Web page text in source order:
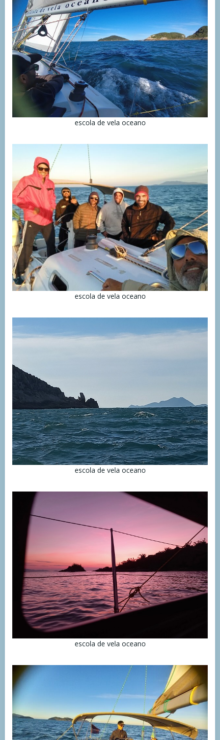
escola de vela oceano
escola de vela oceano
escola de vela oceano
escola de vela oceano